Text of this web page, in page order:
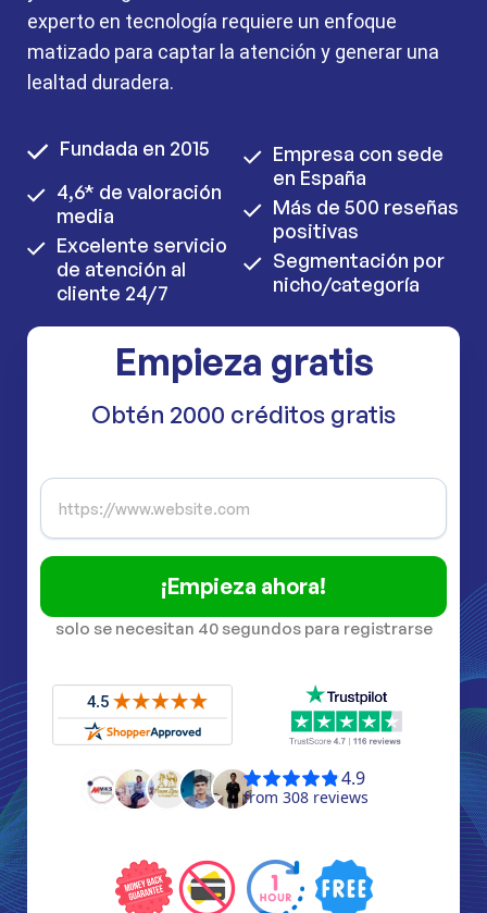
experto en tecnología requiere un enfoque
matizado para captar la atención y generar una
lealtad duradera.
Fundada en 2015
4,6* de valoración
media
Excelente servicio
de atención al
cliente 24/7
Empresa con sede
en España
Más de 500 reseñas
positivas
Segmentación por
nicho/categoría
Empieza gratis
Obtén 2000 créditos gratis
¡Empieza ahora!
solo se necesitan 40 segundos para registrarse